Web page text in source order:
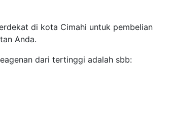
di kota Cimahi untuk pembelian
Anda.
dari tertinggi adalah sbb: